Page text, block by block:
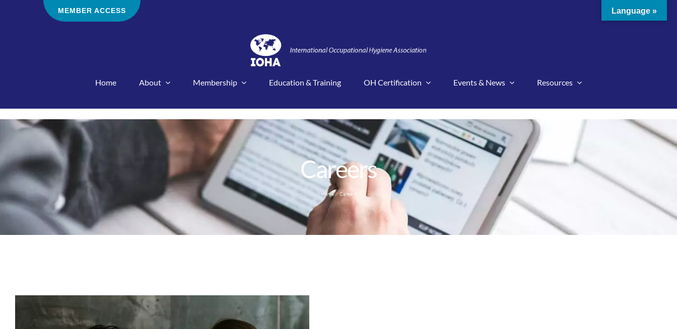
MEMBER ACCESS
Home About Membership Education & Training OH Certification Events & News Resources
Careers
Home Careers
Language »